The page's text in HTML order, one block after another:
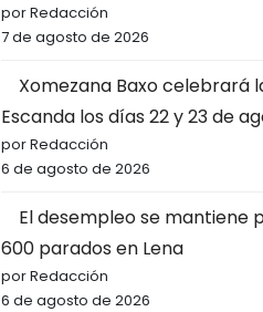
por Redacción
7 de agosto de 2026
Xomezana Baxo celebrará
Escanda los días 22 y 23 de
por Redacción
6 de agosto de 2026
El desempleo se mantiene
600 parados en Lena
por Redacción
6 de agosto de 2026